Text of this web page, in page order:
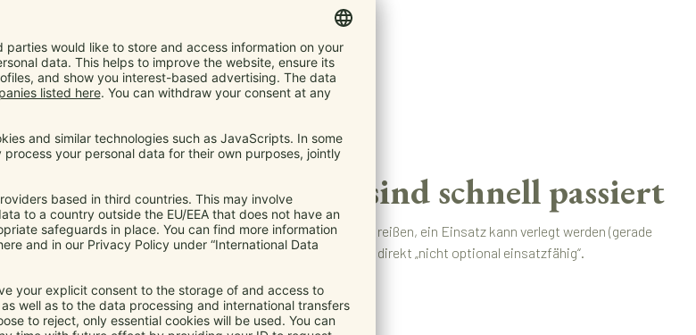
Unfälle/Verlust sind schnell passiert
Eine Schnalle kann brechen, ein Gummi kann reißen, ein Einsatz kann verlegt werden (gerade
unterwegs). Ohne Ersatzteil ist die Trage oft direkt „nicht optional einsatzfähig“.